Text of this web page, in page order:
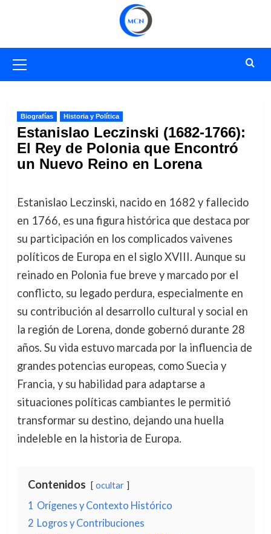
primario
Biografías Historia y Política
Estanislao Leczinski (1682-1766):
El Rey de Polonia que Encontró
un Nuevo Reino en Lorena
Estanislao Leczinski, nacido en 1682 y fallecido
en 1766, es una figura histórica que destaca por
su participación en los complicados vaivenes
políticos de Europa en el siglo XVIII. Aunque su
reinado en Polonia fue breve y marcado por el
conflicto, su legado perdura, especialmente en
su contribución al desarrollo cultural y social en
la región de Lorena, donde gobernó durante 28
años. Su vida estuvo marcada por la influencia de
grandes potencias europeas, como Suecia y
Francia, y su habilidad para adaptarse a
situaciones políticas cambiantes le permitió
transformar su destino, dejando una huella
indeleble en la historia de Europa.
Contenidos ocultar
1 Orígenes y Contexto Histórico
2 Logros y Contribuciones